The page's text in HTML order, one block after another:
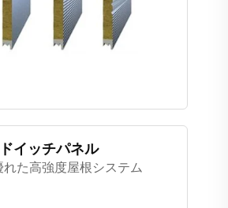
イッチパネル
た高強度屋根システム